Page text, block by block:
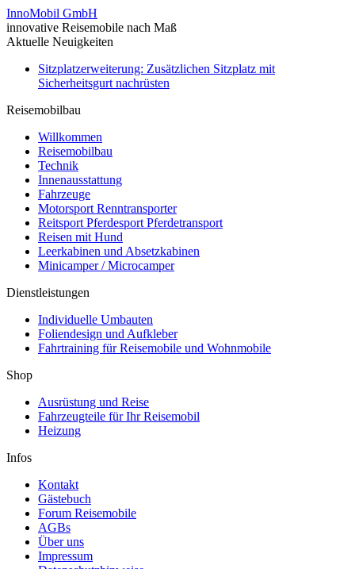
InnoMobil GmbH
innovative Reisemobile nach Maß
Aktuelle Neuigkeiten
Sitzplatzerweiterung: Zusätzlichen Sitzplatz mit
Sicherheitsgurt nachrüsten
Reisemobilbau
Willkommen
Reisemobilbau
Technik
Innenausstattung
Fahrzeuge
Motorsport Renntransporter
Reitsport Pferdesport Pferdetransport
Reisen mit Hund
Leerkabinen und Absetzkabinen
Minicamper / Microcamper
Dienstleistungen
Individuelle Umbauten
Foliendesign und Aufkleber
Fahrtraining für Reisemobile und Wohnmobile
Shop
Ausrüstung und Reise
Fahrzeugteile für Ihr Reisemobil
Heizung
Infos
Kontakt
Gästebuch
Forum Reisemobile
AGBs
Über uns
Impressum